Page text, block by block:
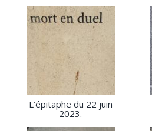
L’épitaphe du 22 juin
2023.